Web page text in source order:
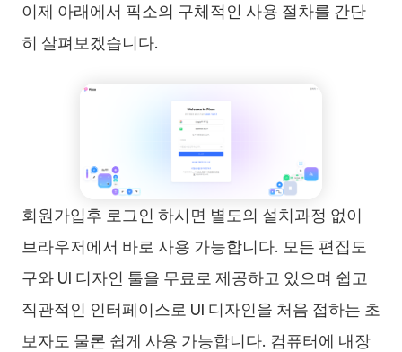
이제 아래에서 픽소의 구체적인 사용 절차를 간단
히 살펴보겠습니다.
회원가입후 로그인 하시면 별도의 설치과정 없이
브라우저에서 바로 사용 가능합니다. 모든 편집도
구와 UI 디자인 툴을 무료로 제공하고 있으며 쉽고
직관적인 인터페이스로 UI 디자인을 처음 접하는 초
보자도 물론 쉽게 사용 가능합니다. 컴퓨터에 내장